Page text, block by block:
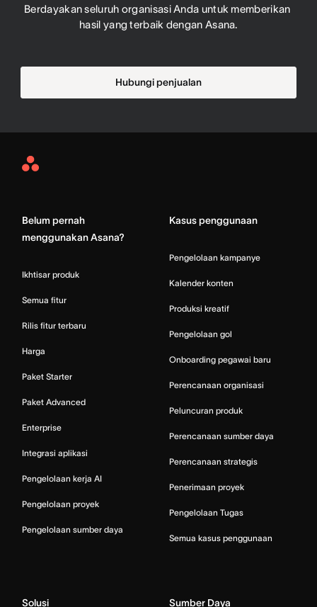
Berdayakan seluruh organisasi Anda untuk memberikan
hasil yang terbaik dengan Asana.
Hubungi penjualan
Asana
Belum pernah
menggunakan Asana?
Ikhtisar produk
Semua fitur
Rilis fitur terbaru
Harga
Paket Starter
Paket Advanced
Enterprise
Integrasi aplikasi
Pengelolaan kerja AI
Pengelolaan proyek
Pengelolaan sumber daya
Kasus penggunaan
Pengelolaan kampanye
Kalender konten
Produksi kreatif
Pengelolaan gol
Onboarding pegawai baru
Perencanaan organisasi
Peluncuran produk
Perencanaan sumber daya
Perencanaan strategis
Penerimaan proyek
Pengelolaan Tugas
Semua kasus penggunaan
Solusi Sumber Daya